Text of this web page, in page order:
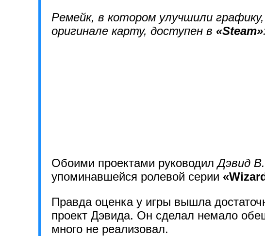
Ремейк, в котором улучшили
оригинале карту, доступен в «Steam»
Обоими проектами руководилДэвид
упоминавшейся ролевой серии
Правда оценка у игры вышла
проект Дэвида. Он сделал немало
много не реализовал.